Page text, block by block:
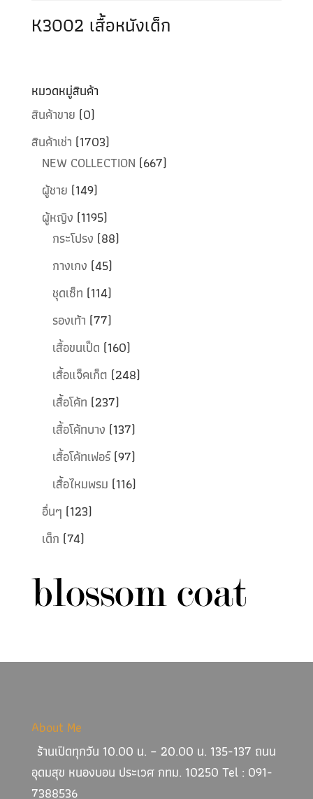
K3002 เสื้อหนังเด็ก
หมวดหมู่สินค้า
สินค้าขาย (0)
สินค้าเช่า (1703)
NEW COLLECTION (667)
ผู้ชาย (149)
ผู้หญิง (1195)
กระโปรง (88)
กางเกง (45)
ชุดเซ็ท (114)
รองเท้า (77)
เสื้อขนเป็ด (160)
เสื้อแจ็คเก็ต (248)
เสื้อโค้ท (237)
เสื้อโค้ทบาง (137)
เสื้อโค้ทเฟอร์ (97)
เสื้อไหมพรม (116)
อื่นๆ (123)
เด็ก (74)
About Me
ร้านเปิดทุกวัน 10.00 น. – 20.00 น. 135-137 ถนน
อุดมสุข หนองบอน ประเวศ กทม. 10250 Tel : 091-
7388536